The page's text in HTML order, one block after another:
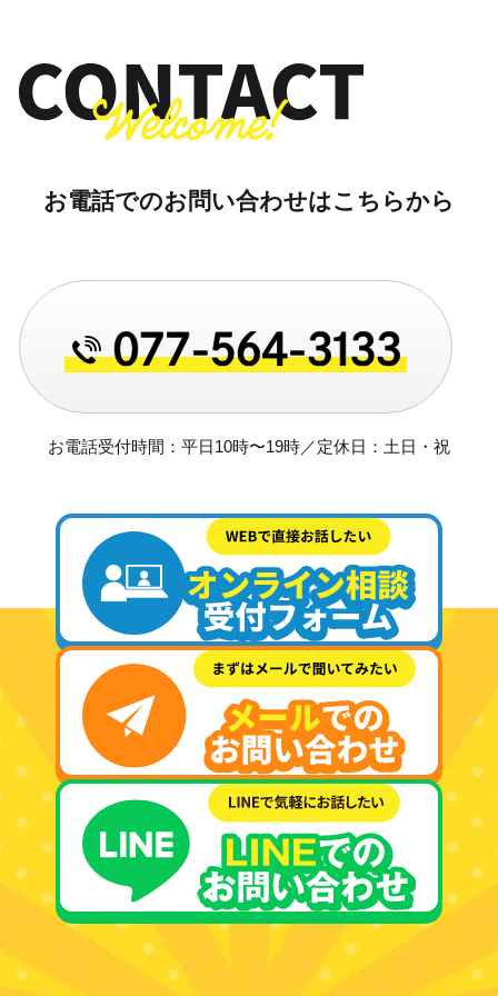
お電話でのお問い合わせはこちらから
お電話受付時間：平日10時〜19時／定休日：土日・祝